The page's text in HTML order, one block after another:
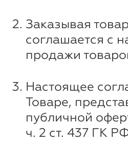
Заказывая
соглашается с
продажи
Настоящее
Товаре,
публичной
ч. 2 ст. 437 ГК